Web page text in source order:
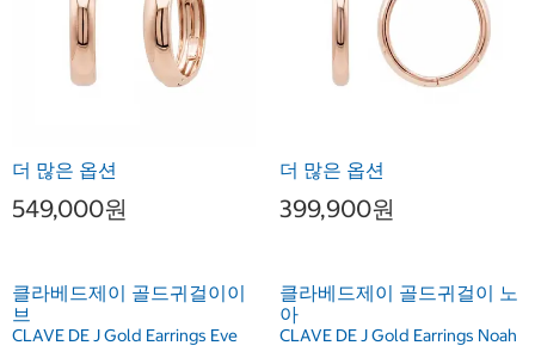
더 많은 옵션
549,000원
클라베드제이 골드귀걸이이
브
CLAVE DE J Gold Earrings Eve
더 많은 옵션
399,900원
클라베드제이 골드귀걸이 노
아
CLAVE DE J Gold Earrings Noah